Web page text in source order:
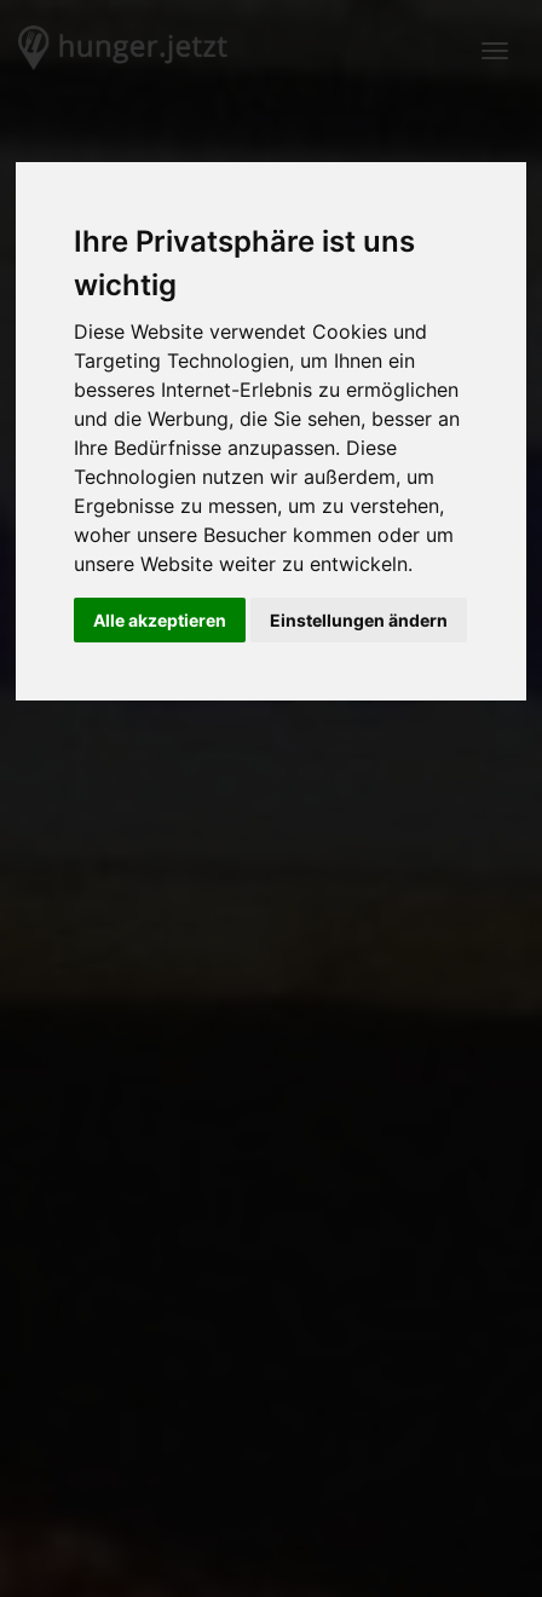
Ihre Privatsphäre ist uns
wichtig
Diese Website verwendet Cookies und
Targeting Technologien, um Ihnen ein
besseres Internet-Erlebnis zu ermöglichen
und die Werbung, die Sie sehen, besser an
Ihre Bedürfnisse anzupassen. Diese
Technologien nutzen wir außerdem, um
Ergebnisse zu messen, um zu verstehen,
woher unsere Besucher kommen oder um
unsere Website weiter zu entwickeln.
Alle akzeptieren Einstellungen ändern